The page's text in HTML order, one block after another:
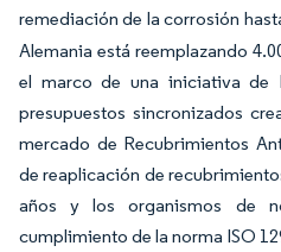
remediación de la corrosión
Alemania está reemplazando
el marco de una iniciativa de
presupuestos sincronizados
mercado de Recubrimientos
de reaplicación de
años y los organismos de
cumplimiento de la norma ISO